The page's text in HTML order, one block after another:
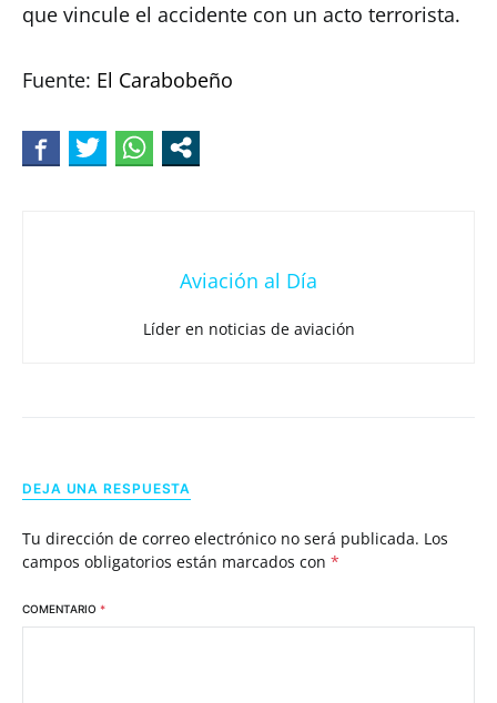
que vincule el accidente con un acto terrorista.
Fuente: El Carabobeño
Aviación al Día
Líder en noticias de aviación
DEJA UNA RESPUESTA
Tu dirección de correo electrónico no será publicada. Los
campos obligatorios están marcados con *
COMENTARIO *